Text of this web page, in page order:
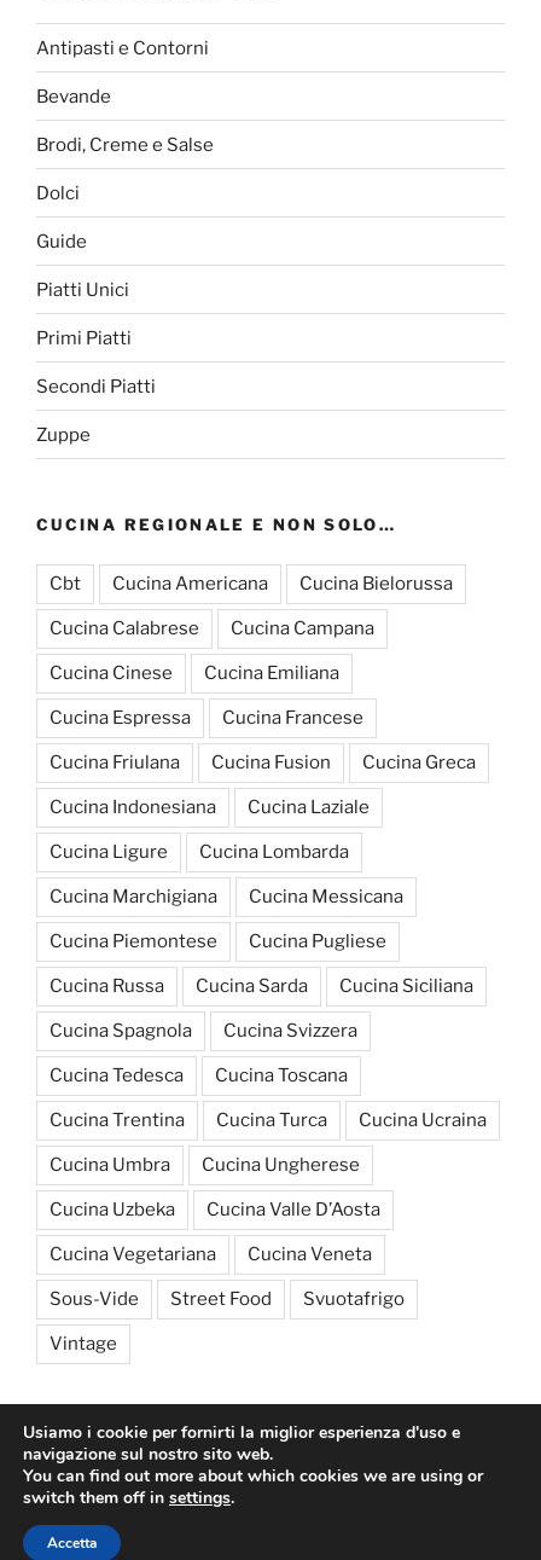
Antipasti e Contorni
Bevande
Brodi, Creme e Salse
Dolci
Guide
Piatti Unici
Primi Piatti
Secondi Piatti
Zuppe
CUCINA REGIONALE E NON SOLO…
Cbt Cucina Americana Cucina Bielorussa
Cucina Calabrese Cucina Campana
Cucina Cinese Cucina Emiliana
Cucina Espressa Cucina Francese
Cucina Friulana Cucina Fusion Cucina Greca
Cucina Indonesiana Cucina Laziale
Cucina Ligure Cucina Lombarda
Cucina Marchigiana Cucina Messicana
Cucina Piemontese Cucina Pugliese
Cucina Russa Cucina Sarda Cucina Siciliana
Cucina Spagnola Cucina Svizzera
Cucina Tedesca Cucina Toscana
Cucina Trentina Cucina Turca Cucina Ucraina
Cucina Umbra Cucina Ungherese
Cucina Uzbeka Cucina Valle D’Aosta
Cucina Vegetariana Cucina Veneta
Sous-Vide Street Food Svuotafrigo
Vintage
Privacy Policy
Usiamo i cookie per fornirti la miglior esperienza d'uso e
navigazione sul nostro sito web.
You can find out more about which cookies we are using or
switch them off in settings.
Accetta